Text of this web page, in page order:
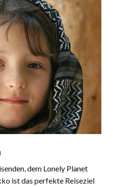
dem Lonely Planet
ist das perfekte Reiseziel